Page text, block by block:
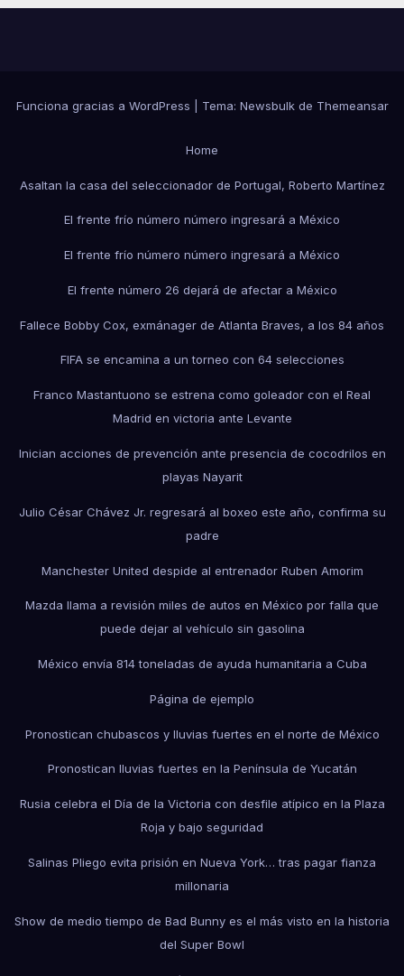
Funciona gracias a WordPress Tema: Newsbulkde Themeansar
Home
Asaltan la casa del seleccionador de Portugal, Roberto Martínez
El frente frío número número ingresará a México
El frente frío número número ingresará a México
El frente número 26 dejará de afectar a México
Fallece Bobby Cox, exmánager de Atlanta Braves, a los 84 años
FIFA se encamina a un torneo con 64 selecciones
Franco Mastantuono se estrena como goleador con el Real
Madrid en victoria ante Levante
Inician acciones de prevención ante presencia de cocodrilos en
playas Nayarit
Julio César Chávez Jr. regresará al boxeo este año, confirma su
padre
Manchester United despide al entrenador Ruben Amorim
Mazda llama a revisión miles de autos en México por falla que
puede dejar al vehículo sin gasolina
México envía 814 toneladas de ayuda humanitaria a Cuba
Página de ejemplo
Pronostican chubascos y lluvias fuertes en el norte de México
Pronostican lluvias fuertes en la Península de Yucatán
Rusia celebra el Día de la Victoria con desfile atípico en la Plaza
Roja y bajo seguridad
Salinas Pliego evita prisión en Nueva York… tras pagar fianza
millonaria
Show de medio tiempo de Bad Bunny es el más visto en la historia
del Super Bowl